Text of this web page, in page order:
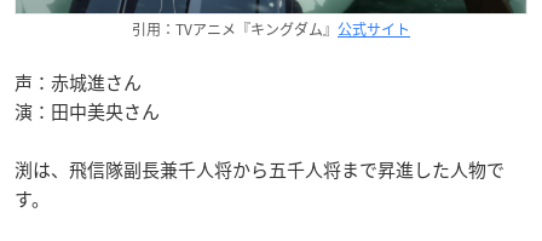
引用：TVアニメ『キングダム』 公式サイト
声：赤城進さん
演：田中美央さん
渕は、飛信隊副長兼千人将から五千人将まで昇進した人物で
す。